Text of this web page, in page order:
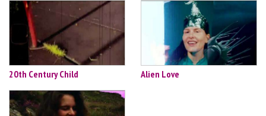
20th Century Child Alien Love